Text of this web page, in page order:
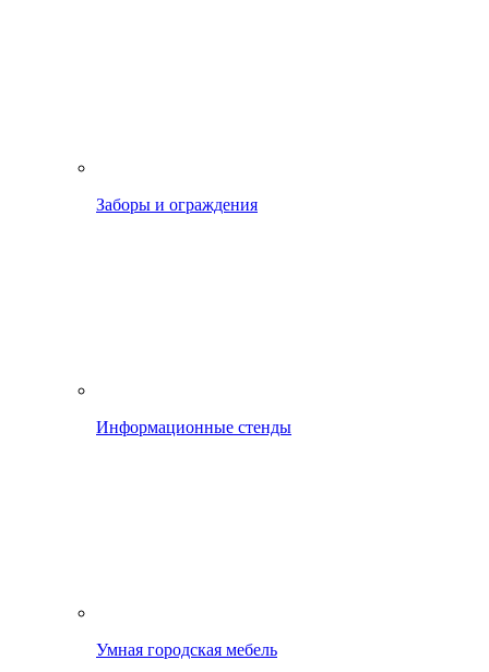
Заборы и ограждения
Информационные стенды
Умная городская мебель